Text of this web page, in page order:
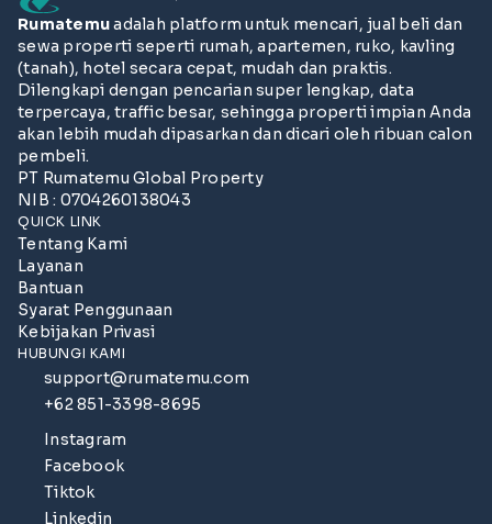
Rumatemuadalah platform untuk mencari, jual beli dan
sewa properti seperti rumah, apartemen, ruko, kavling
(tanah), hotel secara cepat, mudah dan praktis.
Dilengkapi dengan pencarian super lengkap, data
terpercaya, traffic besar, sehingga properti impian Anda
akan lebih mudah dipasarkan dan dicari oleh ribuan calon
pembeli.
PT Rumatemu Global Property
NIB : 0704260138043
QUICK LINK
Tentang Kami
Layanan
Bantuan
Syarat Penggunaan
Kebijakan Privasi
HUBUNGI KAMI
support@rumatemu.com
+62 851-3398-8695
Instagram
Facebook
Tiktok
Linkedin